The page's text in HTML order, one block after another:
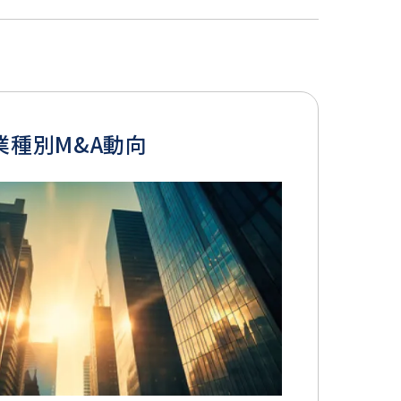
種別M&A動向